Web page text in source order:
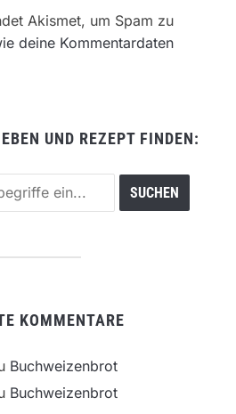
Akismet, um Spam zu
deine Kommentardaten
UND REZEPT FINDEN:
KOMMENTARE
Buchweizenbrot
Buchweizenbrot